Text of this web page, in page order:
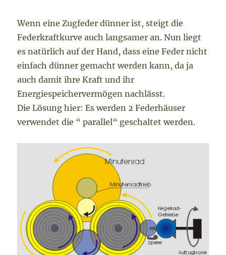
Wenn eine Zugfeder dünner ist, steigt die
Federkraftkurve auch langsamer an. Nun liegt
es natürlich auf der Hand, dass eine Feder nicht
einfach dünner gemacht werden kann, da ja
auch damit ihre Kraft und ihr
Energiespeichervermögen nachlässt.
Die Lösung hier: Es werden 2 Federhäuser
verwendet die “ parallel“ geschaltet werden.